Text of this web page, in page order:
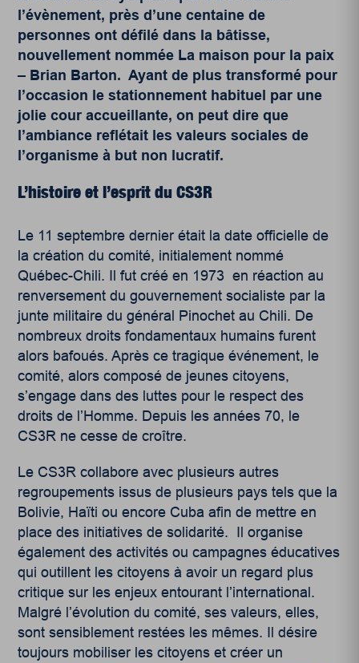
l’évènement, près d’une centaine de
personnes ont défilé dans la bâtisse,
nouvellement nommée La maison pour la paix
– Brian Barton. Ayant de plus transformé pour
l’occasion le stationnement habituel par une
jolie cour accueillante, on peut dire que
l’ambiance reflétait les valeurs sociales de
l’organisme à but non lucratif.
L’histoire et l’esprit du CS3R
Le 11 septembre dernier était la date officielle de
la création du comité, initialement nommé
Québec-Chili. Il fut créé en 1973 en réaction au
renversement du gouvernement socialiste par la
junte militaire du général Pinochet au Chili. De
nombreux droits fondamentaux humains furent
alors bafoués. Après ce tragique événement, le
comité, alors composé de jeunes citoyens,
s’engage dans des luttes pour le respect des
droits de l’Homme. Depuis les années 70, le
CS3R ne cesse de croître.
Le CS3R collabore avec plusieurs autres
regroupements issus de plusieurs pays tels que la
Bolivie, Haïti ou encore Cuba afin de mettre en
place des initiatives de solidarité. Il organise
également des activités ou campagnes éducatives
qui outillent les citoyens à avoir un regard plus
critique sur les enjeux entourant l’international.
Malgré l’évolution du comité, ses valeurs, elles,
sont sensiblement restées les mêmes. Il désire
toujours mobiliser les citoyens et créer un